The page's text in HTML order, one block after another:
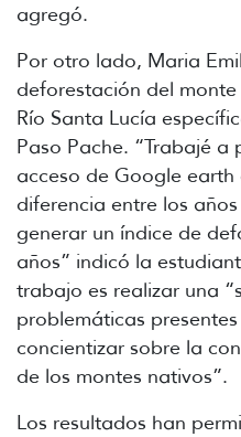
agregó.
Por otro lado, Maria
deforestación del
Río Santa Lucía
Paso Pache. “Trabajé
acceso de Google
diferencia entre los
generar un índice de
años” indicó la
trabajo es realizar una
problemáticas
concientizar sobre la
de los montes nativos”.
Los resultados han